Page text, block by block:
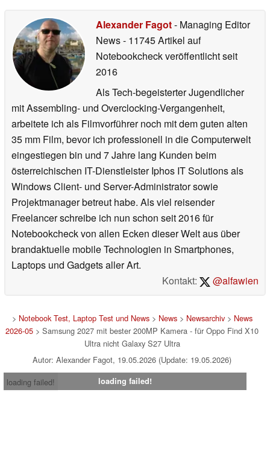
Alexander Fagot- Managing Editor
News- 11745 Artikel auf
Notebookcheck veröffentlichtseit
2016
Als Tech-begeisterter Jugendlicher
mit Assembling- und Overclocking-Vergangenheit,
arbeitete ich als Filmvorführer noch mit dem guten alten
35 mm Film, bevor ich professionell in die Computerwelt
eingestiegen bin und 7 Jahre lang Kunden beim
österreichischen IT-Dienstleister Iphos IT Solutions als
Windows Client- und Server-Administrator sowie
Projektmanager betreut habe. Als viel reisender
Freelancer schreibe ich nun schon seit 2016 für
Notebookcheck von allen Ecken dieser Welt aus über
brandaktuelle mobile Technologien in Smartphones,
Laptops und Gadgets aller Art.
Kontakt:
@alfawien
> Notebook Test, Laptop Test und News> News> Newsarchiv> News
2026-05 > Samsung 2027 mit bester 200MP Kamera - für Oppo Find X10
Ultra nicht Galaxy S27 Ultra
Autor: Alexander Fagot, 19.05.2026 (Update: 19.05.2026)
loading failed!
loading failed!